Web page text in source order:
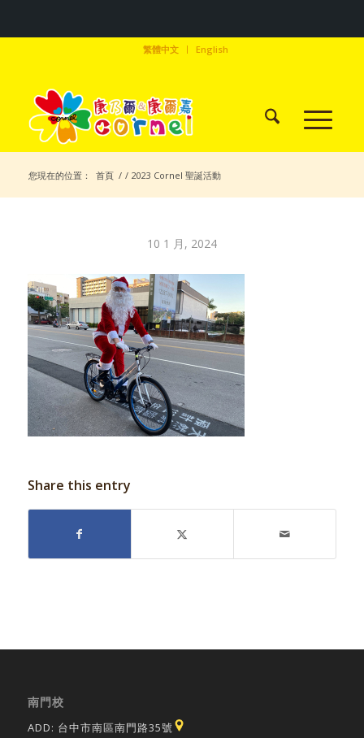
繁體中文 English
您現在的位置： 首頁 / / 2023 Cornel 聖誕活動
10 1 月, 2024
Share this entry
南門校
ADD: 台中市南區南門路35號